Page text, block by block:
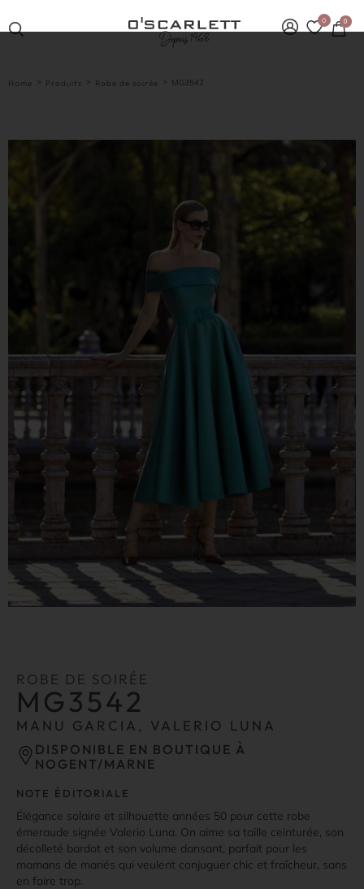
0 0
Home > Produits > Robe de soirée > MG3542
ROBE DE SOIRÉE
MG3542
MANU GARCIA, VALERIO LUNA
DISPONIBLE EN BOUTIQUE À
NOGENT/MARNE
NOTE ÉDITORIALE
Élégance solaire et silhouette années 50 pour cette robe
émeraude signée Valerio Luna. On aime sa taille ceinturée, son
décolleté bardot et son volume dansant, parfait pour les
mamans de mariés qui veulent conjuguer chic et fraîcheur, sans
en faire trop.